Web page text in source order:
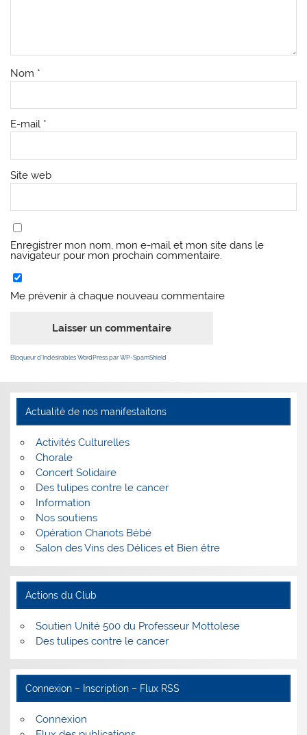
Nom *
E-mail *
Site web
Enregistrer mon nom, mon e-mail et mon site dans le
navigateur pour mon prochain commentaire.
Me prévenir à chaque nouveau commentaire
Bloqueur d’Indésirables WordPress par WP-SpamShield
Actualité de nos manifestaitons
Activités Culturelles
Chorale
Concert Solidaire
Des tulipes contre le cancer
Information
Nos soutiens
Opération Chariots Bébé
Salon des Vins des Délices et Bien être
Actions du Club
Soutien Unité 500 du Professeur Mottolese
Des tulipes contre le cancer
Connexion – Inscription – Flux RSS
Connexion